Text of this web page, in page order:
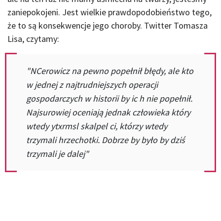
zaniepokojeni. Jest wielkie prawdopodobieństwo tego,
że to są konsekwencje jego choroby. Twitter Tomasza
Lisa, czytamy:
"NCerowicz na pewno popełnił błędy, ale kto
w jednej z najtrudniejszych operacji
gospodarczych w historii by ic h nie popełnił.
Najsurowiej oceniają jednak człowieka który
wtedy ytxrmsl skalpel ci, którzy wtedy
trzymali hrzechotki. Dobrze by było by dziś
trzymali je dalej"